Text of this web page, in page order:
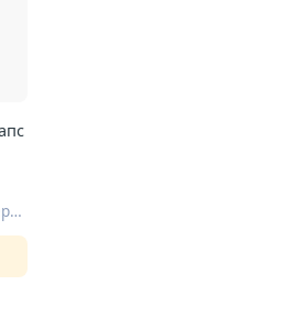
Соединенные Штаты Америки